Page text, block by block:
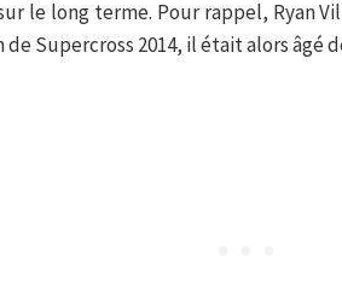
le long terme. Pour rappel, Ryan
Supercross 2014, il était alors âgé